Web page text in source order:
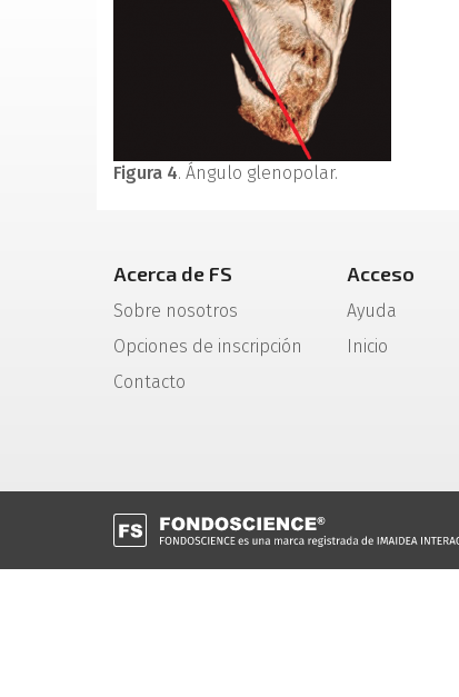
Figura 4. Ángulo glenopolar.
Acerca de FS
Sobre nosotros
Opciones de inscripción
Contacto
Acceso
Ayuda
Inicio